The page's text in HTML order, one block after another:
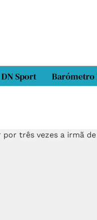
DN Sport Barómetro